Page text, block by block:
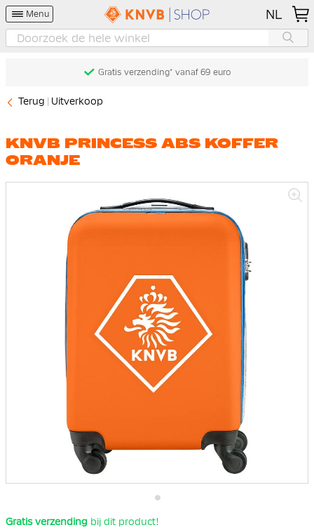
Menu NL
Gratis verzending* vanaf 69 euro
Terug Uitverkoop
KNVB PRINCESS ABS KOFFER
ORANJE
naar
Gratis verzending bij dit product!